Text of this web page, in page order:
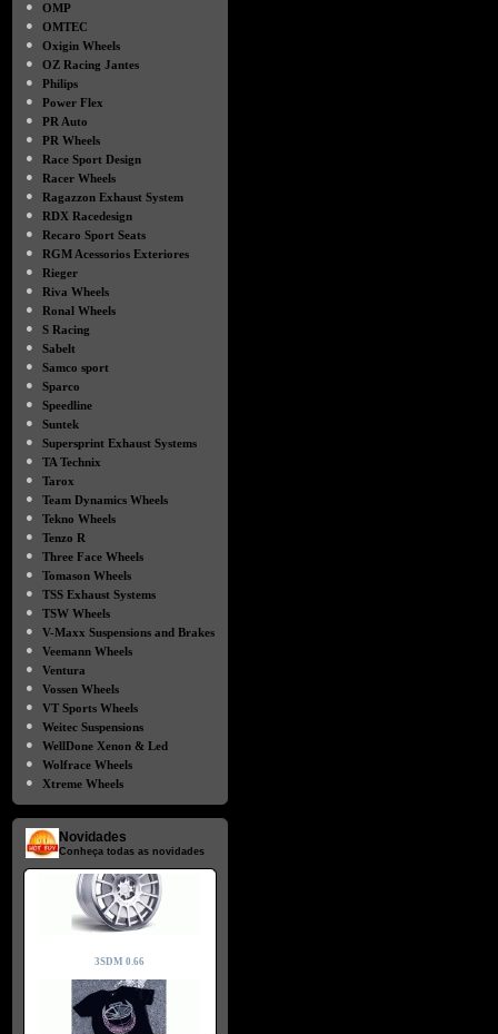
●
OMP
●
OMTEC
●
Oxigin Wheels
●
OZ Racing Jantes
●
Philips
●
Power Flex
●
PR Auto
●
PR Wheels
●
Race Sport Design
●
Racer Wheels
●
Ragazzon Exhaust System
●
RDX Racedesign
●
Recaro Sport Seats
●
RGM Acessorios Exteriores
●
Rieger
●
Riva Wheels
●
Ronal Wheels
●
S Racing
●
Sabelt
●
Samco sport
●
Sparco
●
Speedline
●
Suntek
●
Supersprint Exhaust Systems
●
TA Technix
●
Tarox
●
Team Dynamics Wheels
●
Tekno Wheels
●
Tenzo R
●
Three Face Wheels
●
Tomason Wheels
●
TSS Exhaust Systems
●
TSW Wheels
●
V-Maxx Suspensions and Brakes
●
Veemann Wheels
●
Ventura
●
Vossen Wheels
●
VT Sports Wheels
●
Weitec Suspensions
●
WellDone Xenon & Led
●
Wolfrace Wheels
●
Xtreme Wheels
Novidades
Conheça todas as novidades